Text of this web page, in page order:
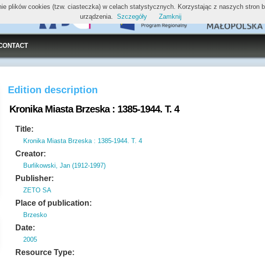
Edition description
Kronika Miasta Brzeska : 1385-1944. T. 4
Title:
Kronika Miasta Brzeska : 1385-1944. T. 4
Creator:
Burlikowski, Jan (1912-1997)
Publisher:
ZETO SA
Place of publication:
Brzesko
Date:
2005
Resource Type:
plików cookies (tzw. ciasteczka) w celach statystycznych. Korzystając z naszych stron
urządzenia. Szczegóły Zamknij